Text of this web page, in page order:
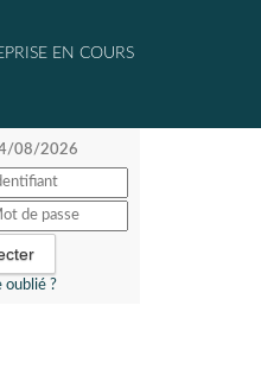
EN COURS
08/2026
oublié ?